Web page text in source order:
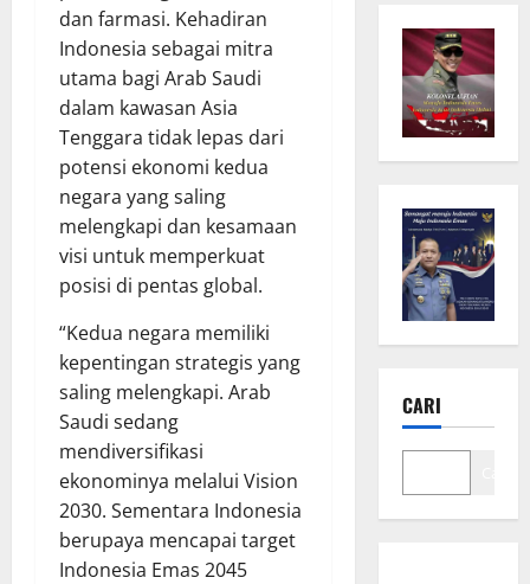
dan farmasi. Kehadiran
Indonesia sebagai mitra
utama bagi Arab Saudi
dalam kawasan Asia
Tenggara tidak lepas dari
potensi ekonomi kedua
negara yang saling
melengkapi dan kesamaan
visi untuk memperkuat
posisi di pentas global.
“Kedua negara memiliki
kepentingan strategis yang
saling melengkapi. Arab
Saudi sedang
mendiversifikasi
ekonominya melalui Vision
2030. Sementara Indonesia
berupaya mencapai target
Indonesia Emas 2045
CARI